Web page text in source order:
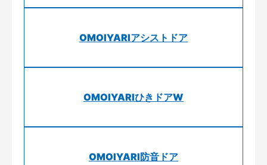
OMOIYARIアシストドア
OMOIYARIひきドアW
OMOIYARI防音ドア